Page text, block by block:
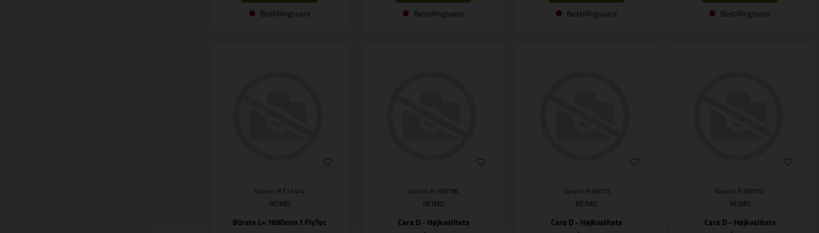
Bestillingsvare Bestillingsvare Bestillingsvare Bestillingsvare
Varenr.: R E11414
REIMO
Bürste L= 1690mm f.FlyTec
Varenr.: R 350198
REIMO
Cara D - Højkvalitets
Varenr.: R 35019
REIMO
Cara D - Højkvalitets
Varenr.: R 350192
REIMO
Cara D - Højkvalitets